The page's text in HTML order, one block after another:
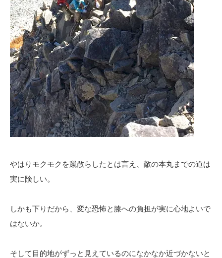
やはりモクモクを蹴散らしたとは言え、敵の本丸までの道は
実に険しい。
しかも下りだから、変な恐怖と膝への負担が実に心地よいで
はないか。
そして目的地がずっと見えているのになかなか近づかないと